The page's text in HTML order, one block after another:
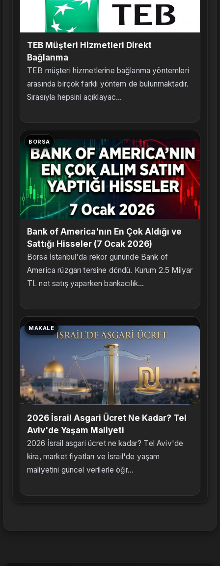
TEB Müşteri Hizmetleri Direkt
Bağlanma
TEB müşteri hizmetlerine bağlanma yöntemleri
arasında birçok farklı yöntem de bulunmaktadır.
Sırasıyla hepsini açıklayac...
BORSA
Bank of America'nın En Çok Aldığı ve
Sattığı Hisseler (7 Ocak 2026)
Borsa İstanbul'da rekor gününde Bank of
America rüzgarı tersine döndü. Kurum 2.5 Milyar
TL net satış yaparken bankacılık...
MAKALE
2026 İsrail Asgari Ücret Ne Kadar? Tel
Aviv'de Yaşam Maliyeti
2026 İsrail asgari ücret ne kadar? Tel Aviv'de
kira, market fiyatları ve İsrail'de yaşam
maliyetini güncel verilerle öğr...